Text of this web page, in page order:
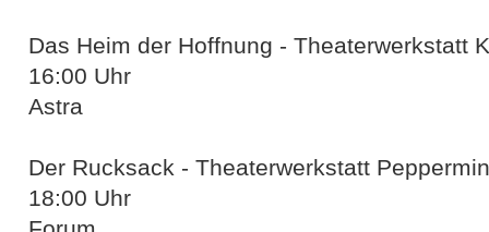
Das Heim der Hoffnung - Theaterwerkstatt
16:00 Uhr
Astra
Der Rucksack - Theaterwerkstatt
18:00 Uhr